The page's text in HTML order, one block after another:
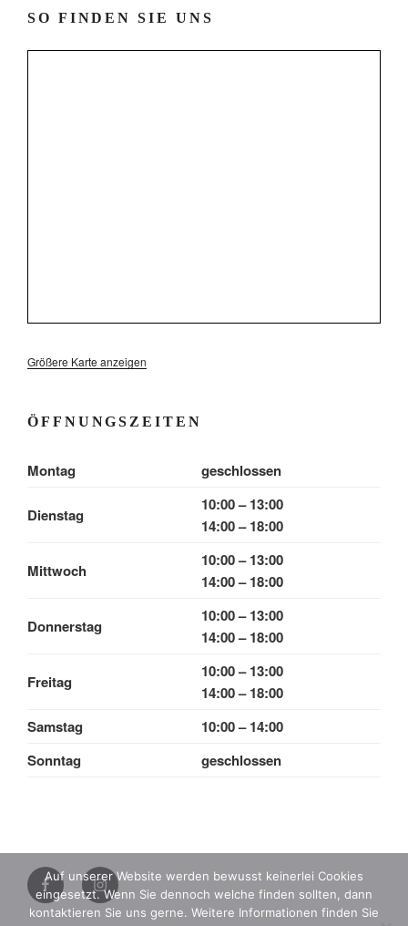
SO FINDEN SIE UNS
Größere Karte anzeigen
ÖFFNUNGSZEITEN
Montag geschlossen
Dienstag
10:00 – 13:00
14:00 – 18:00
Mittwoch
10:00 – 13:00
14:00 – 18:00
Donnerstag
10:00 – 13:00
14:00 – 18:00
Freitag
10:00 – 13:00
14:00 – 18:00
Samstag
10:00 – 14:00
Sonntag
geschlossen
Facebook
Instagram
Auf unserer Website werden bewusst keinerlei Cookies
eingesetzt. Wenn Sie dennoch welche finden sollten, dann
kontaktieren Sie uns gerne. Weitere Informationen finden Sie